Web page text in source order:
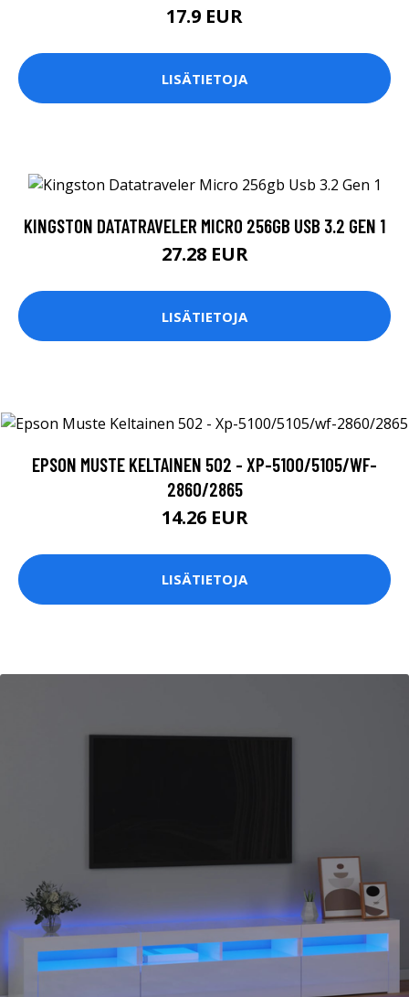
17.9 EUR
LISÄTIETOJA
KINGSTON DATATRAVELER MICRO 256GB USB 3.2 GEN 1
27.28 EUR
LISÄTIETOJA
EPSON MUSTE KELTAINEN 502 - XP-5100/5105/WF-
2860/2865
14.26 EUR
LISÄTIETOJA